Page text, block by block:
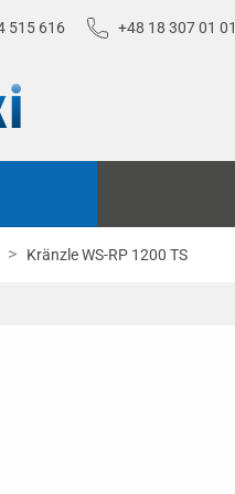
515 616 +48 18 307 01 01
Kränzle WS-RP 1200 TS